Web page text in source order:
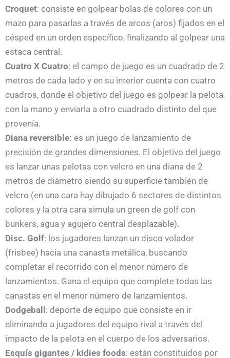
Croquet: consiste en golpear bolas de colores con un
mazo para pasarlas a través de arcos (aros) fijados en el
césped en un orden específico, finalizando al golpear una
estaca central.
Cuatro X Cuatro: el campo de juego es un cuadrado de 2
metros de cada lado y en su interior cuenta con cuatro
cuadros, donde el objetivo del juego es golpear la pelota
con la mano y enviarla a otro cuadrado distinto del que
provenía.
Diana reversible: es un juego de lanzamiento de
precisión de grandes dimensiones. El objetivo del juego
es lanzar unas pelotas con velcro en una diana de 2
metros de diámetro siendo su superficie también de
velcro (en una cara hay dibujado 6 sectores de distintos
colores y la otra cara simula un green de golf con
bunkers, agua y agujero central desplazable).
Disc. Golf: los jugadores lanzan un disco volador
(frisbee) hacia una canasta metálica, buscando
completar el recorrido con el menor número de
lanzamientos. Gana el equipo que complete todas las
canastas en el menor número de lanzamientos.
Dodgeball: deporte de equipo que consiste en ir
eliminando a jugadores del equipo rival a través del
impacto de la pelota en el cuerpo de los adversarios.
Esquís gigantes / kidies foods: están constituidos por